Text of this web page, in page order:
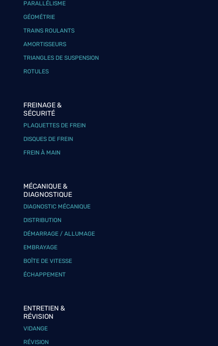
PARALLÉLISME
GÉOMÉTRIE
TRAINS ROULANTS
AMORTISSEURS
TRIANGLES DE SUSPENSION
ROTULES
FREINAGE &
SÉCURITÉ
PLAQUETTES DE FREIN
DISQUES DE FREIN
FREIN À MAIN
MÉCANIQUE &
DIAGNOSTIQUE
DIAGNOSTIC MÉCANIQUE
DISTRIBUTION
DÉMARRAGE / ALLUMAGE
EMBRAYAGE
BOÎTE DE VITESSE
ÉCHAPPEMENT
ENTRETIEN &
RÉVISION
VIDANGE
RÉVISION